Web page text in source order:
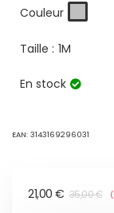
Couleur
Taille : 1M
En stock
EAN: 3143169296031
35,00€
21,00 €